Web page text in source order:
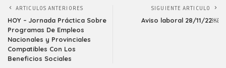
ARTICULOS ANTERIORES
HOY – Jornada Práctica Sobre
Programas De Empleos
Nacionales y Provinciales
Compatibles Con Los
Beneficios Sociales
SIGUIENTE ARTICULO
Aviso laboral 28/11/22￼